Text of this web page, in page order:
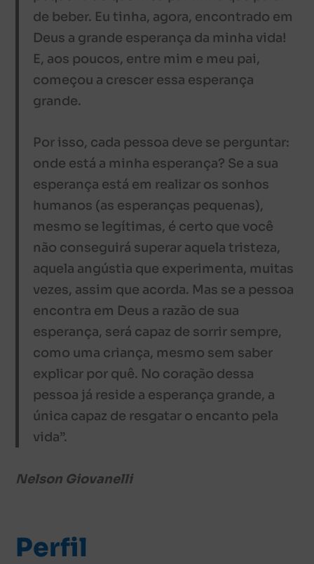
de beber. Eu tinha, agora, encontrado em
Deus a grande esperança da minha vida!
E, aos poucos, entre mim e meu pai,
começou a crescer essa esperança
grande.
Por isso, cada pessoa deve se perguntar:
onde está a minha esperança? Se a sua
esperança está em realizar os sonhos
humanos (as esperanças pequenas),
mesmo se legítimas, é certo que você
não conseguirá superar aquela tristeza,
aquela angústia que experimenta, muitas
vezes, assim que acorda. Mas se a pessoa
encontra em Deus a razão de sua
esperança, será capaz de sorrir sempre,
como uma criança, mesmo sem saber
explicar por quê. No coração dessa
pessoa já reside a esperança grande, a
única capaz de resgatar o encanto pela
vida”.
Nelson Giovanelli
Perfil